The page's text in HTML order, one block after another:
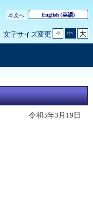
本文へ English(英語)
文字サイズ変更 小 中 大
令和3年3月19日